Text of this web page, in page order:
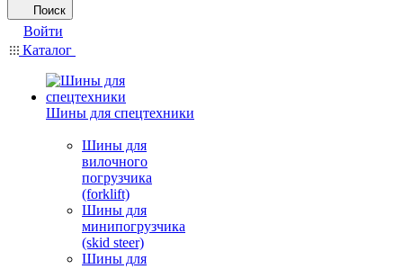
Поиск
Войти
Каталог
Шины для спецтехники
Шины для
вилочного
погрузчика
(forklift)
Шины для
минипогрузчика
(skid steer)
Шины для